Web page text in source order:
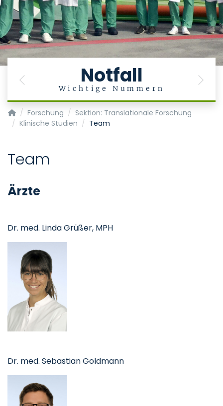
Notfall
Wichtige Nummern
Previous Next
Klinik für Anästhesiologie
Forschung
Sektion: Translationale Forschung
Klinische Studien
Team
Team
Ärzte
Dr. med. Linda Grüßer, MPH
Dr. med. Sebastian Goldmann